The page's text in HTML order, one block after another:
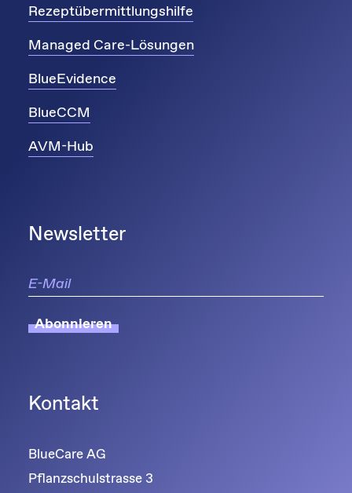
Rezeptübermittlungshilfe
Managed Care-Lösungen
BlueEvidence
BlueCCM
AVM-Hub
Newsletter
Abonnieren
Kontakt
BlueCare AG
Pflanzschulstrasse 3